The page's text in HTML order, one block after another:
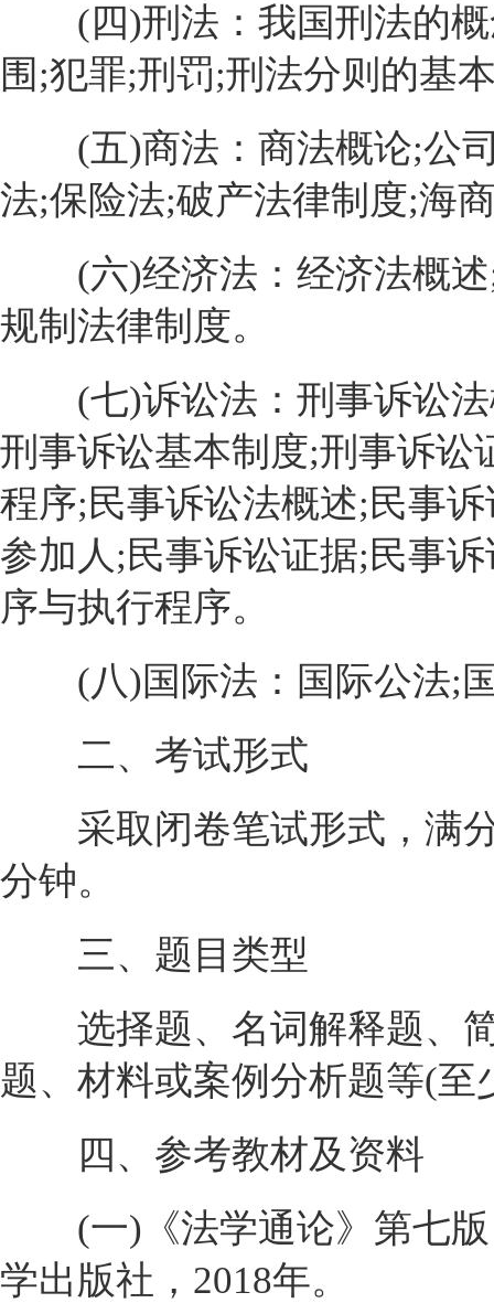
(四)刑法：我国刑法的概
围;犯罪;刑罚;刑法分则的基
(五)商法：商法概论;公司
法;保险法;破产法律制度;海
(六)经济法：经济法概述;
规制法律制度。
(七)诉讼法：刑事诉讼法
刑事诉讼基本制度;刑事诉讼
程序;民事诉讼法概述;民事
参加人;民事诉讼证据;民事
序与执行程序。
(八)国际法：国际公法;国
二、考试形式
采取闭卷笔试形式，满分
分钟。
三、题目类型
选择题、名词解释题、简
题、材料或案例分析题等(
四、参考教材及资料
(一)《法学通论》第七版
学出版社，2018年。